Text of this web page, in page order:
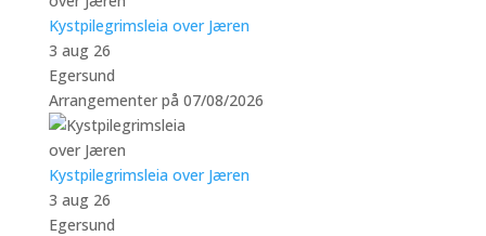
Kystpilegrimsleia over Jæren
3 aug 26
Egersund
Arrangementer på 07/08/2026
Kystpilegrimsleia over Jæren
3 aug 26
Egersund